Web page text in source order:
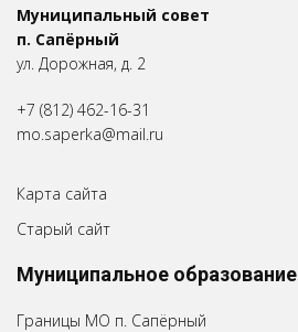
Муниципальный совет
п. Сапёрный
ул. Дорожная, д. 2
+7 (812) 462-16-31
mo.saperka@mail.ru
Карта сайта
Старый сайт
Муниципальное образование
Границы МО п. Сапёрный